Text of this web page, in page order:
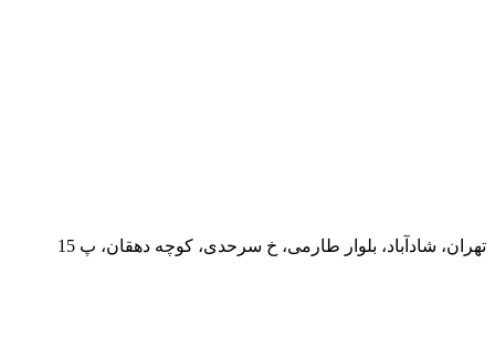
تهران، شادآباد، بلوار طارمی، خ سرحدی، کوچه دهقان، پ 15